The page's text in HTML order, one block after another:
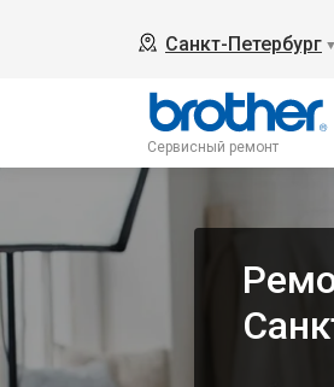
Санкт-Петербург ▼
Сервисный ремонт